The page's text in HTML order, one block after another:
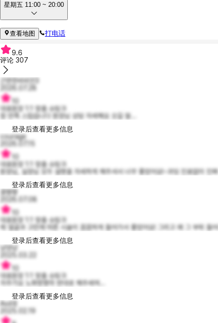
星期五 11:00 ~ 20:00
查看地图 打电话
9.6
评论 307
근면한비비안3
대표원장 1:1 맞춤 슈링크
참 만족 스럽습니다 원장님 상담 자세해요 오길 잘...
登录后查看更多信息
courage
대표원장 1:1 맞춤 슈링크
원장님, 실장님 모두 설명을 자세하게 해주셔서 너무 좋았어요!~과잉 진료없이 진짜
登录后查看更多信息
콩쨩쨩
2026.07.08
대표원장 1:1 맞춤 슈링크
제 얼굴과 고민에 따른 시술이 꼼꼼하게 들어가서 좋았어요! 그리고 왜 그 부위 들
登录后查看更多信息
냥양냥
대표원장 1:1 맞춤 슈링크
자주가요 노화방향의 반대로 해주세여...
登录后查看更多信息
Asd호
2025.02.19